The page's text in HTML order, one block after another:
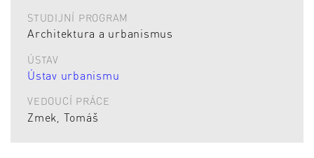
STUDIJNÍ PROGRAM
Architektura a urbanismus
ÚSTAV
Ústav urbanismu
VEDOUCÍ PRÁCE
Zmek, Tomáš